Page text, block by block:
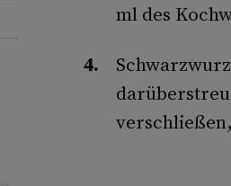
ml des